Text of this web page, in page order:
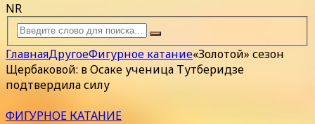
NR
ГлавнаяДругоеФигурное катание«Золотой» сезон
Щербаковой: в Осаке ученица Тутберидзе
подтвердила силу
ФИГУРНОЕ КАТАНИЕ